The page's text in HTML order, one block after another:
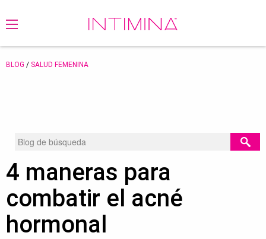
BLOG / SALUD FEMENINA
4 maneras para
combatir el acné
hormonal